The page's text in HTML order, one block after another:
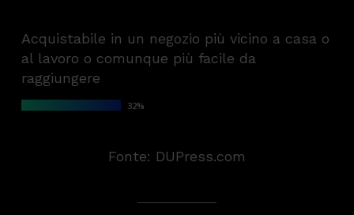
Acquistabile in un negozio più vicino a casa o
al lavoro o comunque più facile da
raggiungere
32%
Fonte: DUPress.com